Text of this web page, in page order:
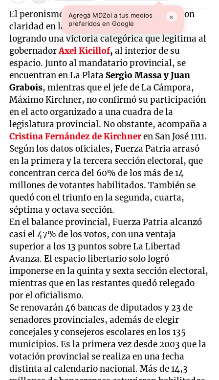
Agregá MDZol a tus medios
preferidos en Google
×
El peronismo deFuerza Patriase impuso con
claridad en las elecciones bonaerenses,
logrando una victoria categórica que legitima al
gobernadorAxel Kicillof,al interior de su
espacio. Junto al mandatario provincial, se
encuentran en La Plata Sergio Massa y Juan
Grabois, mientras que el jefe de La Cámpora,
Máximo Kirchner, no confirmó su participación
en el acto organizado a una cuadra de la
legislatura provincial. No obstante, acompaña a
Cristina Fernández de Kirchneren San José 1111.
Según los datos oficiales, Fuerza Patria arrasó
en la primera y la tercera sección electoral, que
concentran cerca del 60% de los más de 14
millones de votantes habilitados. También se
quedó con el triunfo en la segunda, cuarta,
séptima y octava sección.
En el balance provincial, Fuerza Patria alcanzó
casi el 47% de los votos, con una ventaja
superior a los 13 puntos sobre La Libertad
Avanza. El espacio libertario solo logró
imponerse en la quinta y sexta sección electoral,
mientras que en las restantes quedó relegado
por el oficialismo.
Se renovarán 46 bancas de diputados y 23 de
senadores provinciales, además de elegir
concejales y consejeros escolares en los 135
municipios. Es la primera vez desde 2003 que la
votación provincial se realiza en una fecha
distinta al calendario nacional. Más de 14,3